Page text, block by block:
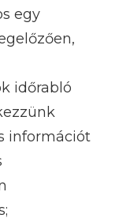
egy
időrabló
információt